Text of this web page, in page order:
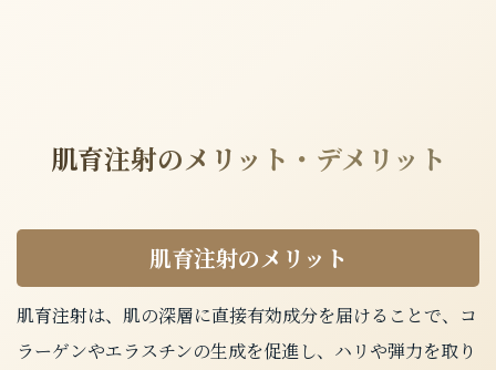
肌育注射のメリット・デメリット
肌育注射のメリット
肌育注射は、肌の深層に直接有効成分を届けることで、コ
ラーゲンやエラスチンの生成を促進し、ハリや弾力を取り